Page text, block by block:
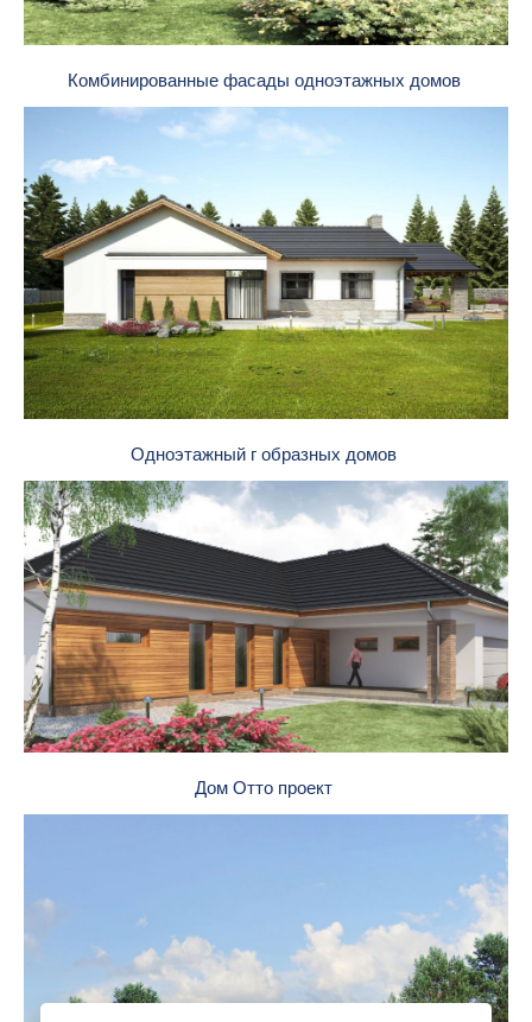
Комбинированные фасады одноэтажных домов
Одноэтажный г образных домов
Дом Отто проект